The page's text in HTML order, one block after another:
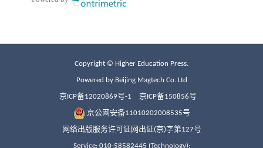
Copyright © Higher Education Press.
Powered by Beijing Magtech Co. Ltd
京ICP备12020869号-1 京ICP备150856号
京公网安备11010202008535号
网络出版服务许可证网出证(京)字第127号
Service: 010-58582445 (Technology);